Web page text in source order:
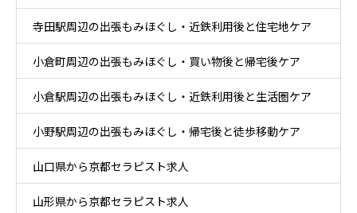
寺田駅周辺の出張もみほぐし・近鉄利用後と住宅地ケア
小倉町周辺の出張もみほぐし・買い物後と帰宅後ケア
小倉駅周辺の出張もみほぐし・近鉄利用後と生活圏ケア
小野駅周辺の出張もみほぐし・帰宅後と徒歩移動ケア
山口県から京都セラピスト求人
山形県から京都セラピスト求人